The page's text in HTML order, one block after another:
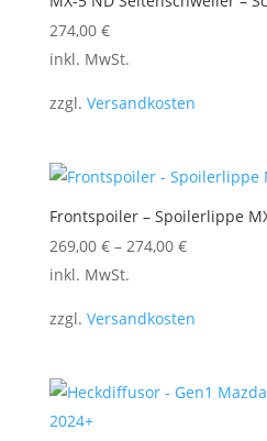
Die
Optionen
können
auf
gewählt
werden
274,00 €
Dieses
weist
Varianten
Die
Optionen
können
auf
gewählt
werden
inkl. MwSt.
zzgl. Versandkosten
Frontspoiler – Spoilerlippe
269,00 €– 274,00 €
Dieses
weist
Varianten
auf.
inkl. MwSt.
zzgl. Versandkosten